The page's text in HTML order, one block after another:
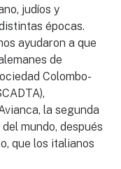
judíos y
épocas.
ayudaron a que
de
Colombo-
la segunda
mundo, después
que los italianos